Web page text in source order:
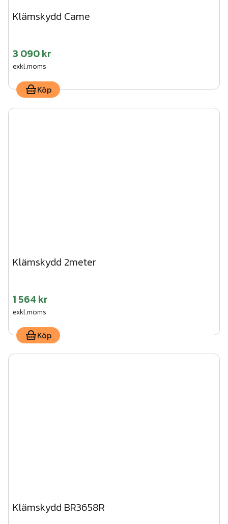
Klämskydd Came
3 090 kr
exkl.moms
Köp
Klämskydd 2meter
1 564 kr
exkl.moms
Köp
Klämskydd BR3658R